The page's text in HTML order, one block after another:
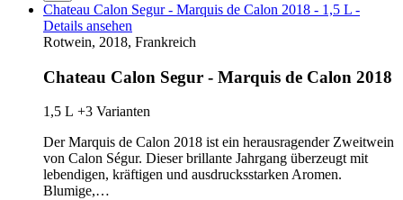
Chateau Calon Segur - Marquis de Calon 2018 - 1,5 L -
Details ansehen
Rotwein, 2018, Frankreich
Chateau Calon Segur - Marquis de Calon 2018
1,5 L +3 Varianten
Der Marquis de Calon 2018 ist ein herausragender Zweitwein
von Calon Ségur. Dieser brillante Jahrgang überzeugt mit
lebendigen, kräftigen und ausdrucksstarken Aromen.
Blumige,…